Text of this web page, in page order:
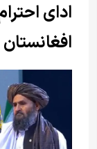
ادای